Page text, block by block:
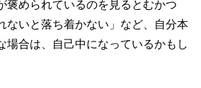
褒められているのを見るとむかつ
ないと落ち着かない」など、自分本
場合は、自己中になっているかもし